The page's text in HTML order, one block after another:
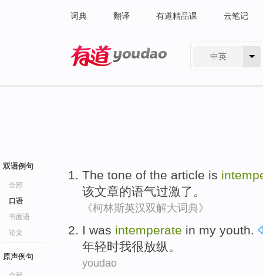
词典 翻译 有道精品课 云笔记
中英
双语例句
全部
口语
书面语
论文
原声例句
The tone of the article is
该文章的语气过激了。
《柯林斯英汉双解大词典》
I was intemperate in my youth.
年轻时我很放纵。
youdao